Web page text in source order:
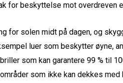
for beskyttelse mot overdreven
for solen midt på dagen, og
luer som beskytter øyne,
som kan garantere 99 % til
som ikke kan dekkes